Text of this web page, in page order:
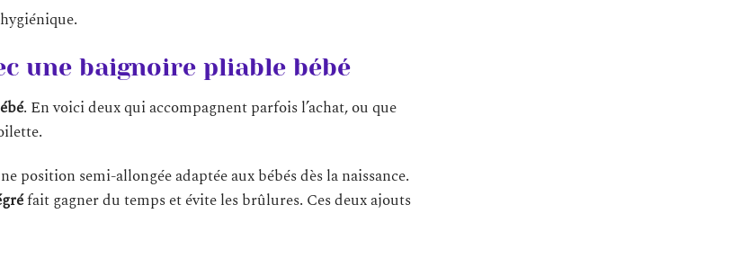
une baignoire pliable bébé
. En voici deux qui accompagnent parfois l’achat, ou que
position semi-allongée adaptée aux bébés dès la naissance.
fait gagner du temps et évite les brûlures. Ces deux ajouts